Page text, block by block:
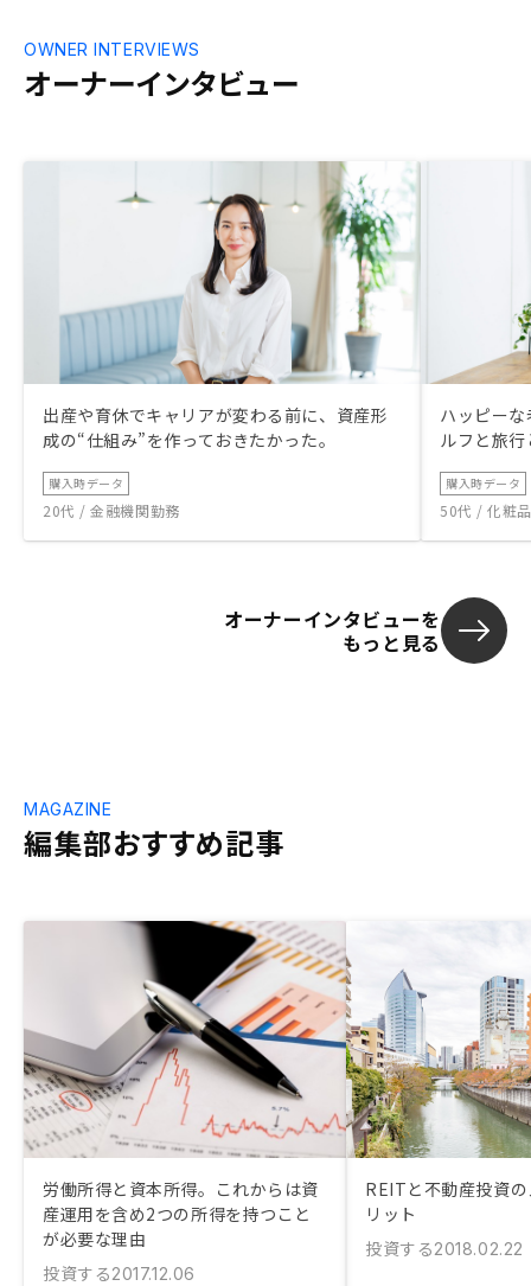
オーナーインタビュー
OWNER INTERVIEWS
出産や育休でキャリアが変わる前に、資産形
成の“仕組み”を作っておきたかった。
購入時データ
20代 / 金融機関勤務
ハッピー
ルフと旅
購入時データ
50代 / 化粧
オーナーインタビューを
もっと見る
編集部おすすめ記事
MAGAZINE
労働所得と資本所得。これからは資
産運用を含め2つの所得を持つこと
が必要な理由
投資する2017.12.06
REITと不動産投資
リット
投資する2018.02.22